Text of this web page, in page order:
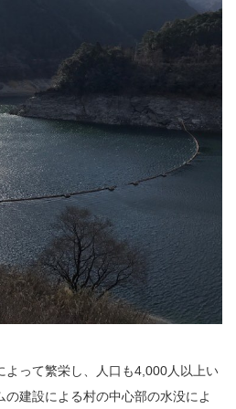
よって繁栄し、人口も4,000人以上い
建設による村の中心部の水没によ